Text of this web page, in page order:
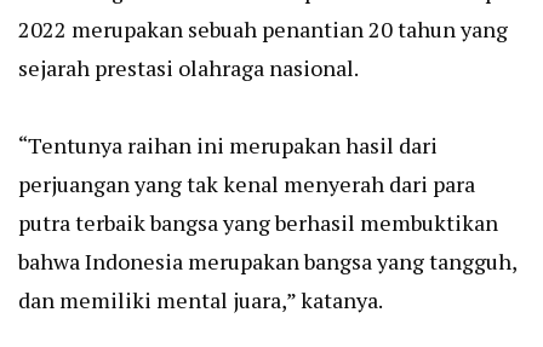
2022 merupakan sebuah penantian 20 tahun yang
sejarah prestasi olahraga nasional.
“Tentunya raihan ini merupakan hasil dari
perjuangan yang tak kenal menyerah dari para
putra terbaik bangsa yang berhasil membuktikan
bahwa Indonesia merupakan bangsa yang tangguh,
dan memiliki mental juara,” katanya.